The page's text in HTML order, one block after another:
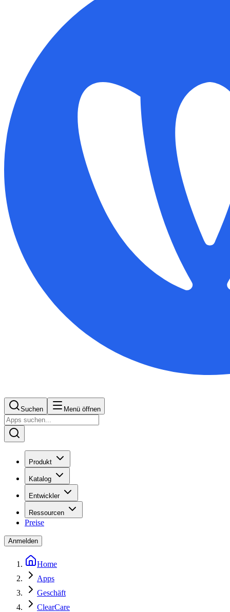
Suchen Menü öffnen
Produkt
Katalog
Entwickler
Ressourcen
Preise
Anmelden
Home
Apps
Geschäft
ClearCare